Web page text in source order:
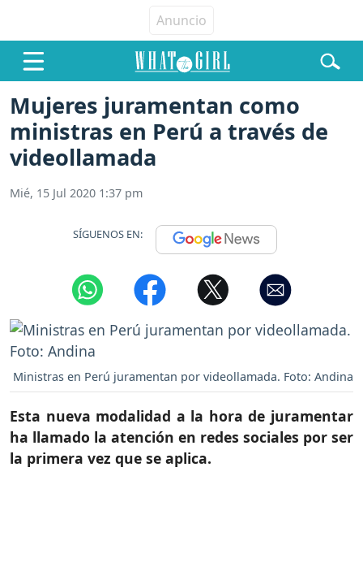
Mujeres juramentan como
ministras en Perú a través de
videollamada
Mié, 15 Jul 2020 1:37 pm
SÍGUENOS EN:
Ministras en Perú juramentan por videollamada. Foto: Andina
Esta nueva modalidad a la hora de juramentar
ha llamado la atención en redes sociales por ser
la primera vez que se aplica.